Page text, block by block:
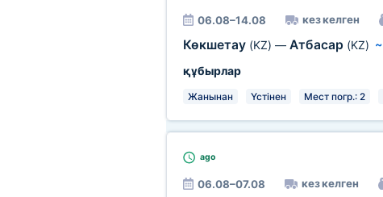
06.08–14.08 кез келген
Көкшетау (KZ) — Атбасар (KZ) ~
құбырлар
Жанынан Үстінен Мест погр.: 2
ago
06.08–07.08 кез келген